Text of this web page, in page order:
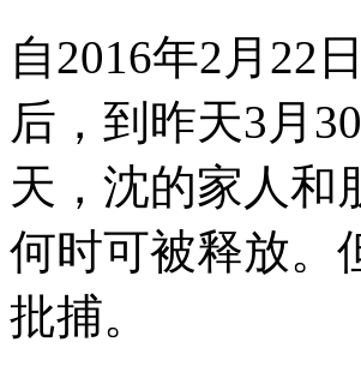
自2016年2月22
后，到昨天3月
天，沈的家人和
何时可被释放。
批捕。